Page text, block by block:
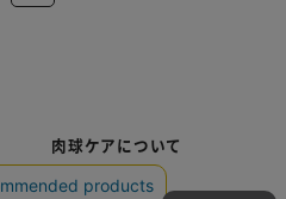
肉球ケアについて